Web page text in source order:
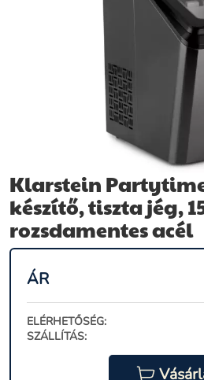
Klarstein
készítő, tiszta jég,
rozsdamentes acél
ÁR
ELÉRHETŐSÉG:
SZÁLLÍTÁS: